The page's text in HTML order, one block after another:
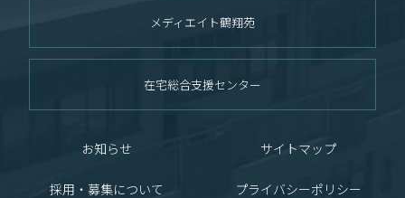
メディエイト鶴翔苑
在宅総合支援センター
お知らせ サイトマップ
採用・募集について プライバシーポリシー